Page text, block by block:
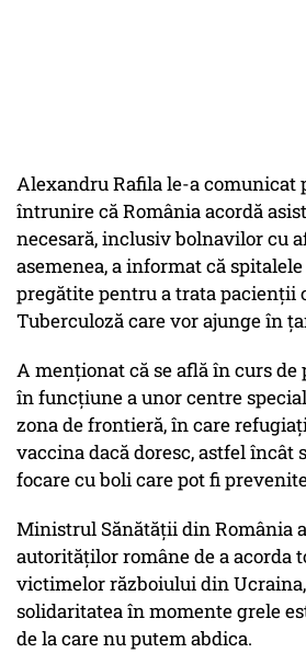
Alexandru Rafila le-a
întrunire că România acordă
necesară, inclusiv bolnavilor cu
asemenea, a informat că
pregătite pentru a trata pacienții
Tuberculoză care vor ajunge în
A menționat că se află în curs de
în funcțiune a unor centre
zona de frontieră, în care
vaccina dacă doresc, astfel încât
focare cu boli care pot fi
Ministrul Sănătății din România
autorităților române de a acorda
victimelor războiului din
solidaritatea în momente grele
de la care nu putem abdica.